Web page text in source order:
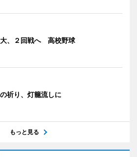
、２回戦へ 高校野球
祈り、灯籠流しに
もっと見る